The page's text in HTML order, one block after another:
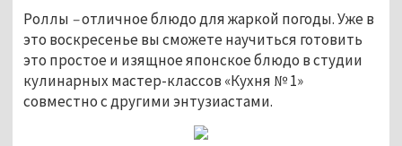
Роллы –отличное блюдо для жаркой погоды. Уже в
это воскресенье вы сможете научиться готовить
это простое и изящное японское блюдо в студии
кулинарных мастер-классов «Кухня № 1»
совместно с другими энтузиастами.